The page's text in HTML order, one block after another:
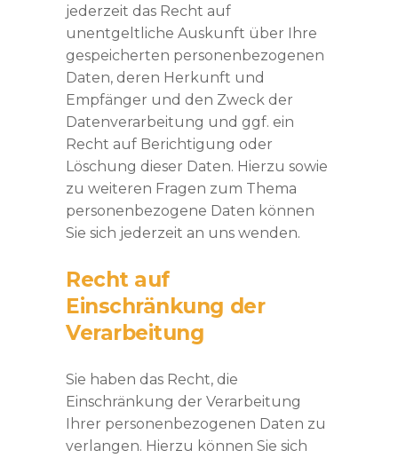
jederzeit das Recht auf
unentgeltliche Auskunft über Ihre
gespeicherten personenbezogenen
Daten, deren Herkunft und
Empfänger und den Zweck der
Datenverarbeitung und ggf. ein
Recht auf Berichtigung oder
Löschung dieser Daten. Hierzu sowie
zu weiteren Fragen zum Thema
personenbezogene Daten können
Sie sich jederzeit an uns wenden.
Recht auf
Einschränkung der
Verarbeitung
Sie haben das Recht, die
Einschränkung der Verarbeitung
Ihrer personenbezogenen Daten zu
verlangen. Hierzu können Sie sich